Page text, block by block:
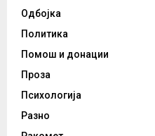
Одбојка
Политика
Помош и донации
Проза
Психологија
Разно